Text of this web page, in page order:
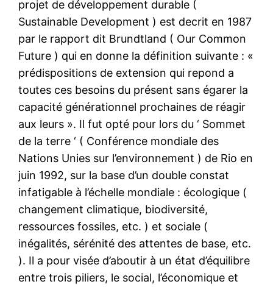
projet de développement durable (
Sustainable Development ) est decrit en 1987
par le rapport dit Brundtland ( Our Common
Future ) qui en donne la définition suivante : «
prédispositions de extension qui repond a
toutes ces besoins du présent sans égarer la
capacité générationnel prochaines de réagir
aux leurs ». Il fut opté pour lors du ‘ Sommet
de la terre ‘ ( Conférence mondiale des
Nations Unies sur l’environnement ) de Rio en
juin 1992, sur la base d’un double constat
infatigable à l’échelle mondiale : écologique (
changement climatique, biodiversité,
ressources fossiles, etc. ) et sociale (
inégalités, sérénité des attentes de base, etc.
). Il a pour visée d’aboutir à un état d’équilibre
entre trois piliers, le social, l’économique et